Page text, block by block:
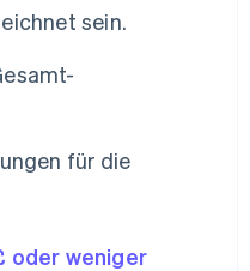
sein.
für die
oder weniger